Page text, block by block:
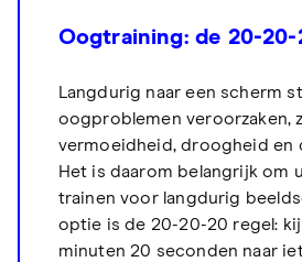
Oogtraining: de 20-20-
Langdurig naar een scherm
oogproblemen veroorzaken,
vermoeidheid, droogheid en
Het is daarom belangrijk om
trainen voor langdurig
optie is de 20-20-20 regel:
minuten 20 seconden naar